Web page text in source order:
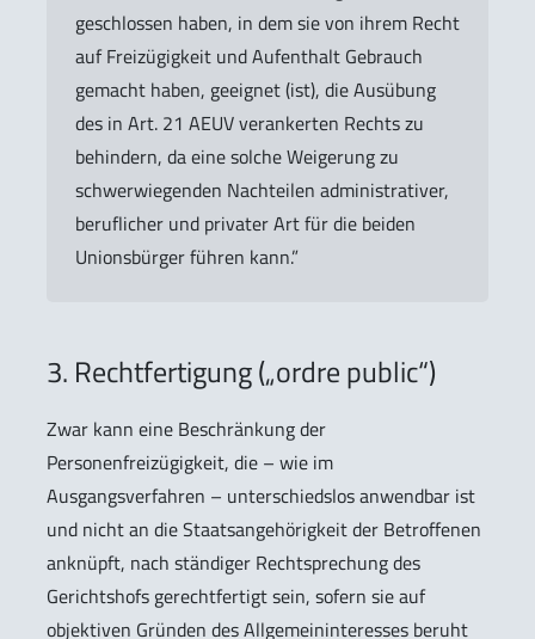
geschlossen haben, in dem sie von ihrem Recht
auf Freizügigkeit und Aufenthalt Gebrauch
gemacht haben, geeignet (ist), die Ausübung
des in Art. 21 AEUV verankerten Rechts zu
behindern, da eine solche Weigerung zu
schwerwiegenden Nachteilen administrativer,
beruflicher und privater Art für die beiden
Unionsbürger führen kann.”
3. Rechtfertigung („ordre public“)
Zwar kann eine Beschränkung der
Personenfreizügigkeit, die – wie im
Ausgangsverfahren – unterschiedslos anwendbar ist
und nicht an die Staatsangehörigkeit der Betroffenen
anknüpft, nach ständiger Rechtsprechung des
Gerichtshofs gerechtfertigt sein, sofern sie auf
objektiven Gründen des Allgemeininteresses beruht